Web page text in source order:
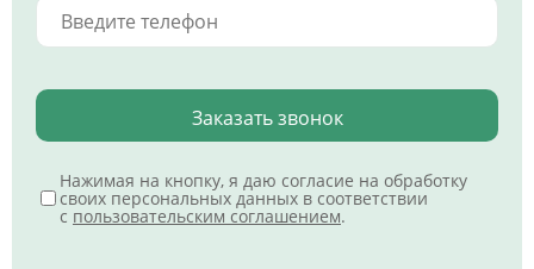
Заказать звонок
Нажимая на кнопку, я даю согласие на обработку
своих персональных данных в соответствии
с пользовательским соглашением.